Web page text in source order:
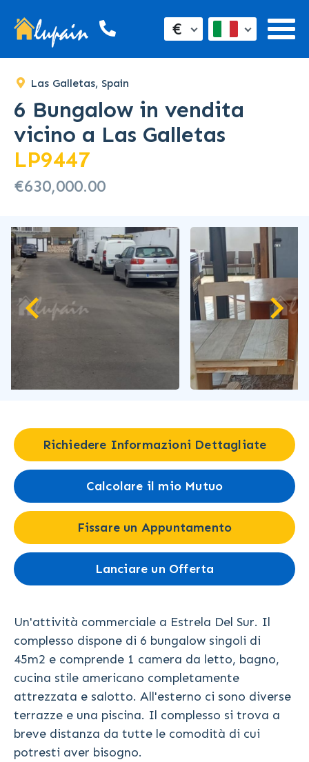
€
Las Galletas, Spain
6 Bungalow in vendita
vicino a Las Galletas
LP9447
€630,000.00
Richiedere Informazioni Dettagliate
Calcolare il mio Mutuo
Fissare un Appuntamento
Lanciare un Offerta
Un'attività commerciale a Estrela Del Sur. Il
complesso dispone di 6 bungalow singoli di
45m2 e comprende 1 camera da letto, bagno,
cucina stile americano completamente
attrezzata e salotto. All'esterno ci sono diverse
terrazze e una piscina. Il complesso si trova a
breve distanza da tutte le comodità di cui
potresti aver bisogno.